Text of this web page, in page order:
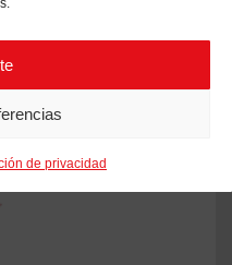
de privacidad